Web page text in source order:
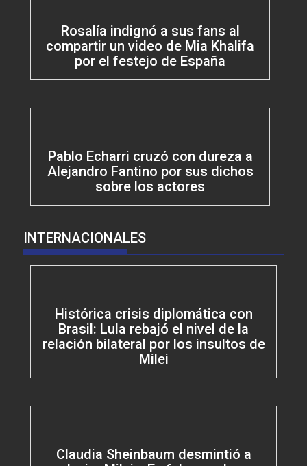
Rosalía indignó a sus fans al
compartir un video de Mia Khalifa
por el festejo de España
Pablo Echarri cruzó con dureza a
Alejandro Fantino por sus dichos
sobre los actores
INTERNACIONALES
Histórica crisis diplomática con
Brasil: Lula rebajó el nivel de la
relación bilateral por los insultos de
Milei
Claudia Sheinbaum desmintió a